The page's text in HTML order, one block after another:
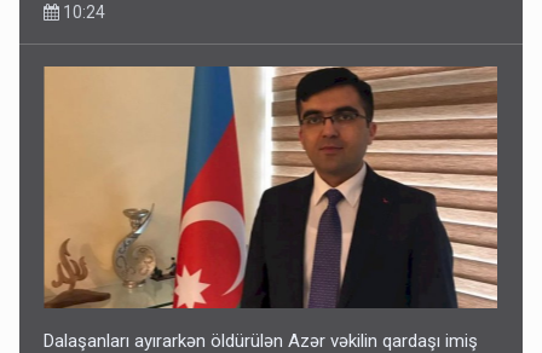
10:24
Dalaşanları ayırarkən öldürülən Azər vəkilin qardaşı imiş